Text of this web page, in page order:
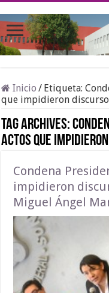
Inicio / Etiqueta:
que impidieron
Tag Archives:
actos que
Condena
impidieron
Miguel Ángel